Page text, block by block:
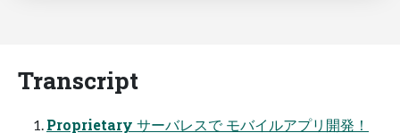
Transcript
Proprietary サーバレスで モバイルアプリ開発！